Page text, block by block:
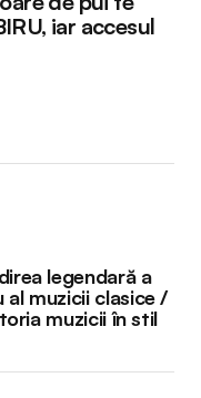
iar accesul
legendară a
muzicii clasice /
muzicii în stil